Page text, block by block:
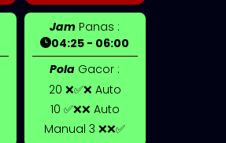
Jam Panas :
04:25 - 06:00
Pola Gacor :
20 ❌✅❌ Auto
10 ✅❌❌ Auto
Manual 3 ❌❌✅